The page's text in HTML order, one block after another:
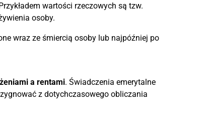
wartości rzeczowych są tzw.
osoby.
wraz ze śmiercią osoby lub najpóźniej po
a rentami. Świadczenia emerytalne
z dotychczasowego obliczania